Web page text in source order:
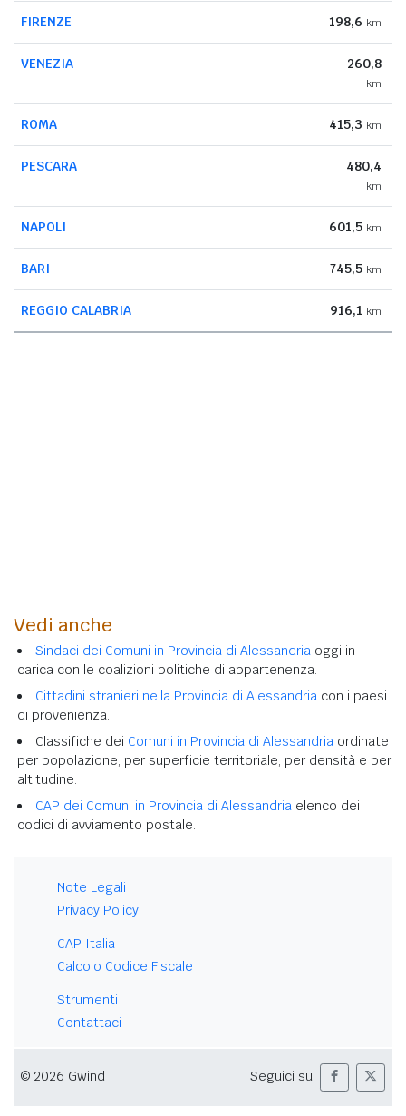
FIRENZE 198,6 km
VENEZIA 260,8
km
ROMA 415,3 km
PESCARA 480,4
km
NAPOLI 601,5 km
BARI 745,5 km
REGGIO CALABRIA 916,1 km
Vedi anche
Sindaci dei Comuni in Provincia di Alessandria oggi in
carica con le coalizioni politiche di appartenenza.
Cittadini stranieri nella Provincia di Alessandria con i paesi
di provenienza.
Classifiche dei Comuni in Provincia di Alessandria ordinate
per popolazione, per superficie territoriale, per densità e per
altitudine.
CAP dei Comuni in Provincia di Alessandria elenco dei
codici di avviamento postale.
Note Legali
Privacy Policy
CAP Italia
Calcolo Codice Fiscale
Strumenti
Contattaci
© 2026 Gwind Seguici su